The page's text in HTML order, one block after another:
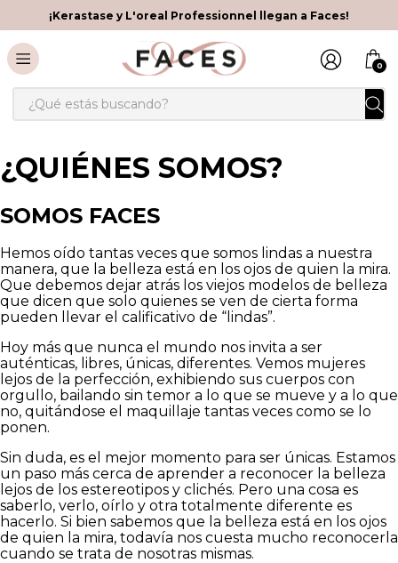
¡Kerastase y L'oreal Professionnel llegan a Faces!
0
¿QUIÉNES SOMOS?
SOMOS FACES
Hemos oído tantas veces que somos lindas a nuestra
manera, que la belleza está en los ojos de quien la mira.
Que debemos dejar atrás los viejos modelos de belleza
que dicen que solo quienes se ven de cierta forma
pueden llevar el calificativo de “lindas”.
Hoy más que nunca el mundo nos invita a ser
auténticas, libres, únicas, diferentes. Vemos mujeres
lejos de la perfección, exhibiendo sus cuerpos con
orgullo, bailando sin temor a lo que se mueve y a lo que
no, quitándose el maquillaje tantas veces como se lo
ponen.
Sin duda, es el mejor momento para ser únicas. Estamos
un paso más cerca de aprender a reconocer la belleza
lejos de los estereotipos y clichés. Pero una cosa es
saberlo, verlo, oírlo y otra totalmente diferente es
hacerlo. Si bien sabemos que la belleza está en los ojos
de quien la mira, todavía nos cuesta mucho reconocerla
cuando se trata de nosotras mismas.